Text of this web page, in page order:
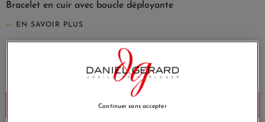
Bracelet en cuir avec boucle déployante
EN SAVOIR PLUS
2 550,00 € Économisez 25%
Payez seulement 191,25 € aujourd'hui
Ajouter au panier
Continuer sans accepter